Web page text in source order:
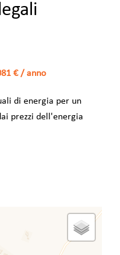
€ / anno
di energia per un
prezzi dell'energia